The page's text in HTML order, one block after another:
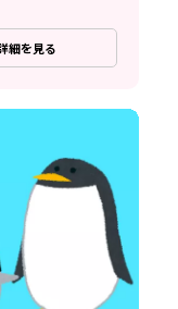
細を見る